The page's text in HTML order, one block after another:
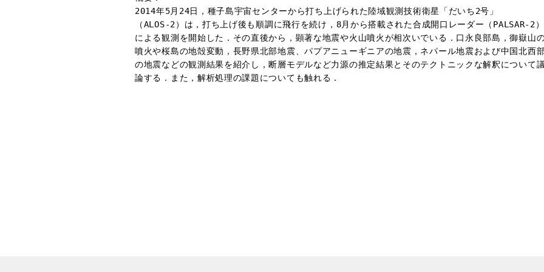
2014年5月24日，種子島宇宙センターから打ち上げられた陸域観測技術衛星「だいち2号」
（ALOS-2）は，打ち上げ後も順調に飛行を続け，8月から搭載された合成開口レーダー（PALSAR-2）
による観測を開始した．その直後から，顕著な地震や火山噴火が相次いでいる．口永良部島，御嶽山
噴火や桜島の地殻変動，長野県北部地震、パプアニューギニアの地震，ネパール地震および中国北西
の地震などの観測結果を紹介し，断層モデルなど力源の推定結果とそのテクトニックな解釈について議
論する．また，解析処理の課題についても触れる．